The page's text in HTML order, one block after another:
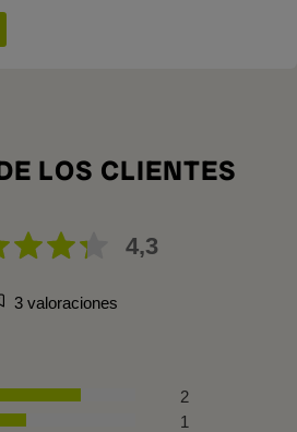
LOS CLIENTES
4,3
3 valoraciones
2
1